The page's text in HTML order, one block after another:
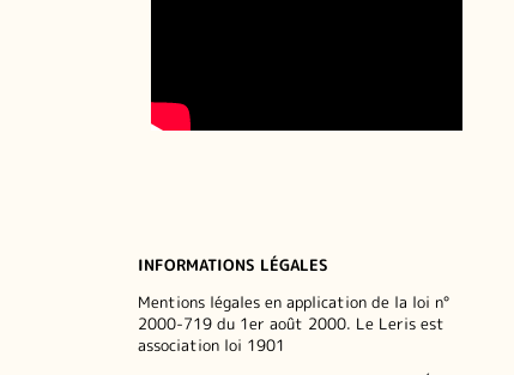
INFORMATIONS LÉGALES
Mentions légales en application de la loi n°
2000-719 du 1er août 2000. Le Leris est
association loi 1901